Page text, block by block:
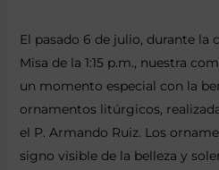
El pasado 6 de julio, durante la
Misa de la 1:15 p.m., nuestra
un momento especial con la
ornamentos litúrgicos,
el P. Armando Ruiz. Los
signo visible de la belleza y